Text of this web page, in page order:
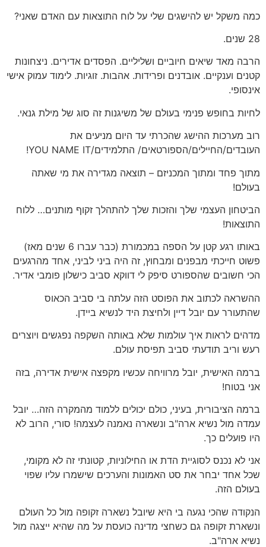
כמה משקל יש להישגים שלי על לוח התוצאות עם האדם שאני?
28 שנים.
הרבה מאד שיאים חיוביים ושליליים. הפסדים אדירים. ניצחונות
קטנים וענקיים. אובדנים ופרידות. אהבות. זוגיות. לימוד עמוק אישי
אינסופי.
לחיות בחופש פנימי בעולם של משיגנות זה סוג של מילת גנאי.
רוב מערכות ההישג שהכרתי עד היום מניעים את
העובדים/החיילים/הספורטאים/ התלמידים/YOU NAME IT!
מתוך פחד ומתוך המכניזם – תוצאה מגדירה את מי שאתה
בעולם!
הביטחון העצמי שלך והזכות שלך להתהלך זקוף מותנים… ללוח
התוצאות!
באותו רגע קטן על הספה במכמורת (כבר עברו 6 שנים מאז)
פשוט חייכתי מבפנים ומבחוץ, זה היה ביני לביני, אחד מהרגעים
הכי חשובים שהספורט סיפק לי דווקא סביב כישלון פומבי אדיר.
ההשראה לכתוב את הפוסט הזה עלתה בי סביב הכאוס
שהתעורר עם יובל דיין ולחיצת היד לנשיא ביידן.
מדהים לראות איך עולמות שלא באותה השקפה נפגשים ויוצרים
רעש וריב תודעתי סביב תפיסת עולם.
ברמה האישית, יובל מרוויחה עכשיו מקפצה אישית אדירה, בזה
אני בטוח!
ברמה הציבורית, בעיני, כולם יכולים ללמוד מהמקרה הזה… יובל
עמדה מול נשיא ארה"ב ונשארה נאמנה לעצמה! סורי, הרוב לא
היו פועלים כך.
אני לא נכנס לסוגיית הדת או החילוניות, קטונתי זה לא מקומי,
שכל אחד יבחר את סט האמונות והערכים שישמרו עליו שפוי
בעולם הזה.
הנקודה שהכי נגעה בי היא שיובל נשארה זקופה מול כל העולם
ונשארת זקופה גם כשחצי מדינה כועסת על מה שהיא ייצגה מול
נשיא ארה"ב.